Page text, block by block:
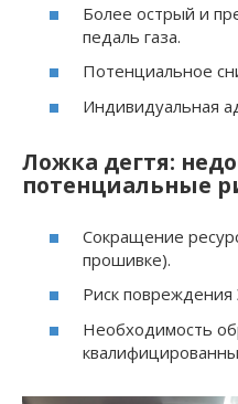
Более острый и
педаль газа.
Потенциальное
Индивидуальная
Ложка дегтя:
потенциальные
Сокращение
прошивке).
Риск
Необходимость